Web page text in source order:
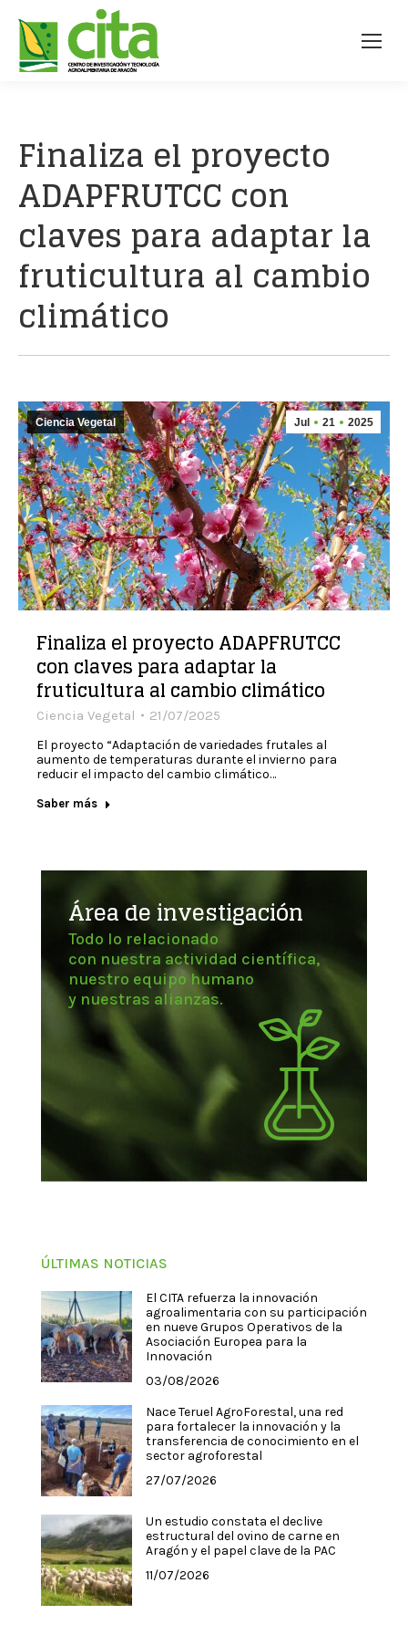
Finaliza el proyecto
ADAPFRUTCC con
claves para adaptar la
fruticultura al cambio
climático
Jul 21 2025
Ciencia Vegetal
Finaliza el proyecto ADAPFRUTCC
con claves para adaptar la
fruticultura al cambio climático
Ciencia Vegetal 21/07/2025
El proyecto “Adaptación de variedades frutales al
aumento de temperaturas durante el invierno para
reducir el impacto del cambio climático…
Saber más
Área de investigación
Todo lo relacionado
con nuestra actividad científica,
nuestro equipo humano
y nuestras alianzas.
ÚLTIMAS NOTICIAS
El CITA refuerza la innovación
agroalimentaria con su participación
en nueve Grupos Operativos de la
Asociación Europea para la
Innovación
03/08/2026
Nace Teruel AgroForestal, una red
para fortalecer la innovación y la
transferencia de conocimiento en el
sector agroforestal
27/07/2026
Un estudio constata el declive
estructural del ovino de carne en
Aragón y el papel clave de la PAC
11/07/2026